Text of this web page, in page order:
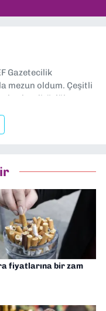
Gazetecilik
mezun oldum. Çeşitli
editörlük,
fiyatlarına bir zam